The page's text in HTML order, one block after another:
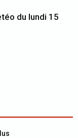
du lundi 15